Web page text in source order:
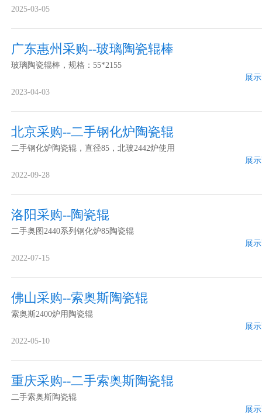
2025-03-05
广东惠州采购--玻璃陶瓷辊棒
玻璃陶瓷辊棒，规格：55*2155
展
2023-04-03
北京采购--二手钢化炉陶瓷辊
二手钢化炉陶瓷辊，直径85，北玻2442炉使用
展
2022-09-28
洛阳采购--陶瓷辊
二手奥图2440系列钢化炉85陶瓷辊
展
2022-07-15
佛山采购--索奥斯陶瓷辊
索奥斯2400炉用陶瓷辊
展
2022-05-10
重庆采购--二手索奥斯陶瓷辊
二手索奥斯陶瓷辊
展